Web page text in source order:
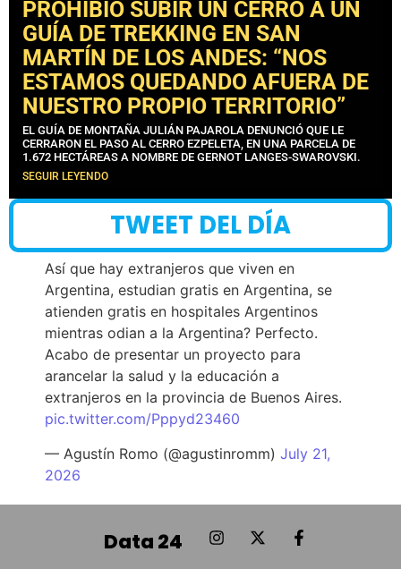
PROHIBIÓ SUBIR UN CERRO A UN
GUÍA DE TREKKING EN SAN
MARTÍN DE LOS ANDES: “NOS
ESTAMOS QUEDANDO AFUERA DE
NUESTRO PROPIO TERRITORIO”
EL GUÍA DE MONTAÑA JULIÁN PAJAROLA DENUNCIÓ QUE LE
CERRARON EL PASO AL CERRO EZPELETA, EN UNA PARCELA DE
1.672 HECTÁREAS A NOMBRE DE GERNOT LANGES-SWAROVSKI.
SEGUIR LEYENDO
TWEET DEL DÍA
Así que hay extranjeros que viven en
Argentina, estudian gratis en Argentina, se
atienden gratis en hospitales Argentinos
mientras odian a la Argentina? Perfecto.
Acabo de presentar un proyecto para
arancelar la salud y la educación a
extranjeros en la provincia de Buenos Aires.
pic.twitter.com/Pppyd23460
— Agustín Romo (@agustinromm) July 21,
2026
Data 24